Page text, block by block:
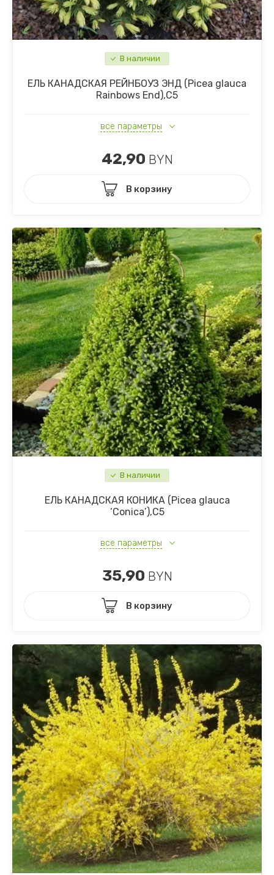
В наличии
ЕЛЬ КАНАДСКАЯ РЕЙНБОУЗ ЭНД (Picea glauca
Rainbows Еnd),С5
все параметры
42,90 BYN
В корзину
В наличии
ЕЛЬ КАНАДСКАЯ КОНИКА (Picea glauca
‘Conica’),С5
все параметры
35,90 BYN
В корзину